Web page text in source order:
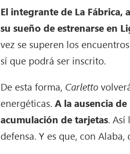
El integrante de La Fábrica,
su sueño de estrenarse en
vez se superen los
sí que podrá ser inscrito.
De esta forma, Carletto
energéticas.A la ausencia
acumulación de tarjetas. Así
defensa. Y es que, con